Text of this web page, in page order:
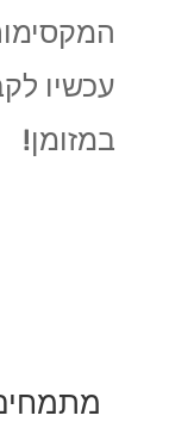
עכשיו
במזומן!